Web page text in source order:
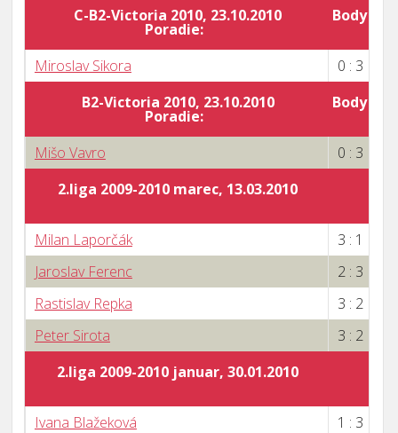
C-B2-Victoria 2010, 23.10.2010
Poradie:
Body za
Miroslav Sikora
0 : 3
B2-Victoria 2010, 23.10.2010
Poradie:
Body za
Mišo Vavro
0 : 3
2.liga 2009-2010 marec, 13.03.2010
Milan Laporčák
3 : 1
Jaroslav Ferenc
2 : 3
Rastislav Repka
3 : 2
Peter Sirota
3 : 2
2.liga 2009-2010 januar, 30.01.2010
Ivana Blažeková
1 : 3